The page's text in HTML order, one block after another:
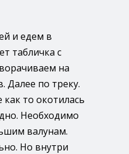
и едем в
табличка с
на
Далее по треку.
то окотилась
Необходимо
валунам.
Но внутри